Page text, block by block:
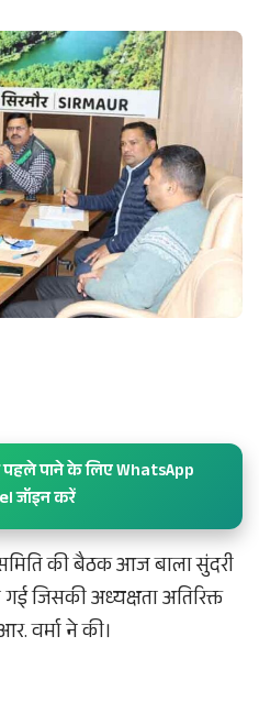
पाने के लिए WhatsApp
जॉइन करें
की बैठक आज बाला सुंदरी
जिसकी अध्यक्षता अतिरिक्त
वर्मा ने की।